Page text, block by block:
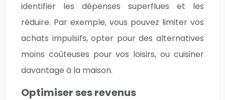
identifier les dépenses superflues et les
réduire. Par exemple, vous pouvez limiter vos
achats impulsifs, opter pour des alternatives
moins coûteuses pour vos loisirs, ou cuisiner
davantage à la maison.
Optimiser ses revenus